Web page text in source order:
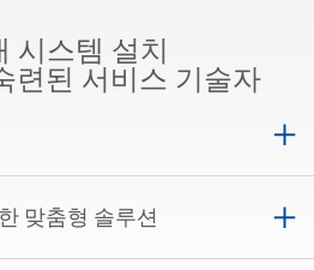
시스템 설치
련된 서비스 기술자
맞춤형 솔루션